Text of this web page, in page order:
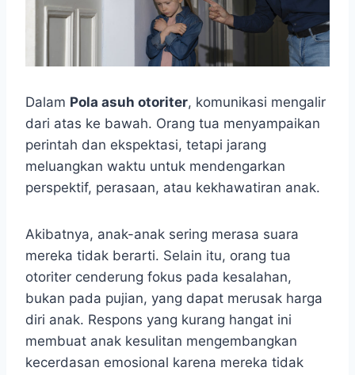
Dalam Pola asuh otoriter, komunikasi mengalir
dari atas ke bawah. Orang tua menyampaikan
perintah dan ekspektasi, tetapi jarang
meluangkan waktu untuk mendengarkan
perspektif, perasaan, atau kekhawatiran anak.
Akibatnya, anak-anak sering merasa suara
mereka tidak berarti. Selain itu, orang tua
otoriter cenderung fokus pada kesalahan,
bukan pada pujian, yang dapat merusak harga
diri anak. Respons yang kurang hangat ini
membuat anak kesulitan mengembangkan
kecerdasan emosional karena mereka tidak